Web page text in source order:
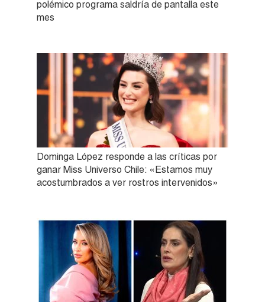
polémico programa saldría de pantalla este
mes
Dominga López responde a las críticas por
ganar Miss Universo Chile: «Estamos muy
acostumbrados a ver rostros intervenidos»